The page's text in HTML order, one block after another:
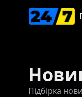
Підбірка